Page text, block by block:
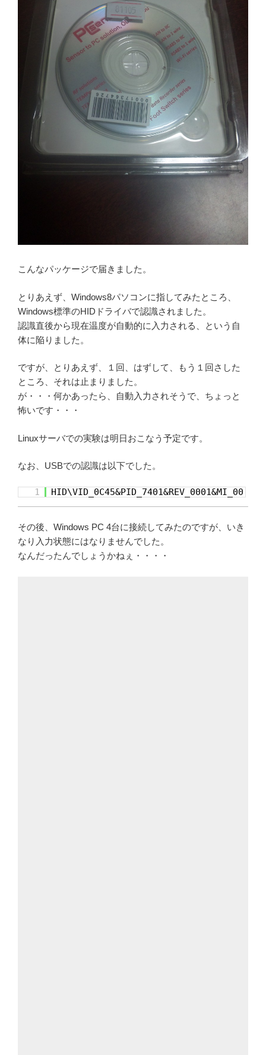
こんなパッケージで届きました。
とりあえず、Windows8パソコンに指してみたところ、
Windows標準のHIDドライバで認識されました。
認識直後から現在温度が自動的に入力される、という自
体に陥りました。
ですが、とりあえず、１回、はずして、もう１回さした
ところ、それは止まりました。
が・・・何かあったら、自動入力されそうで、ちょっと
怖いです・・・
Linuxサーバでの実験は明日おこなう予定です。
なお、USBでの認識は以下でした。
1 HID\VID_0C45&PID_7401&REV_0001&MI_00
その後、Windows PC 4台に接続してみたのですが、いき
なり入力状態にはなりませんでした。
なんだったんでしょうかねぇ・・・・